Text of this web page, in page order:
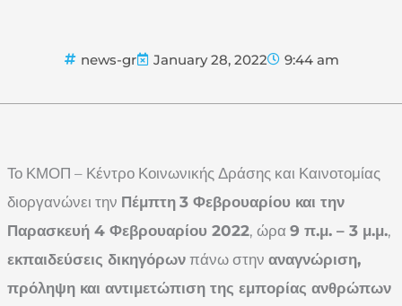
news-gr January 28, 2022 9:44 am
Το ΚΜΟΠ – Κέντρο Κοινωνικής Δράσης και Καινοτομίας
διοργανώνει την Πέμπτη 3 Φεβρουαρίου και την
Παρασκευή 4 Φεβρουαρίου 2022, ώρα 9 π.μ. – 3 μ.μ.,
εκπαιδεύσεις δικηγόρων πάνω στην αναγνώριση,
πρόληψη και αντιμετώπιση της εμπορίας ανθρώπων